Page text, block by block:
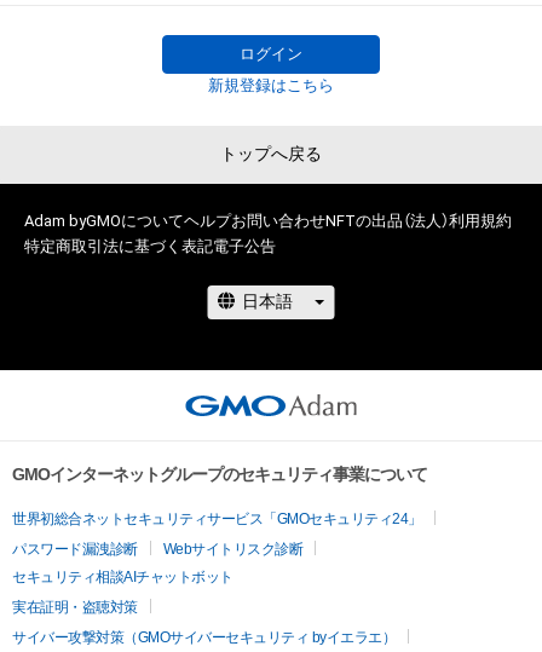
第56回一期展 一般部門 入選  小品部門2作品 入選
（Salon d'Automne サロン・ドートンヌ）
120年の歴史を誇るフランス屈指の難関サロン。
絵を飾れば心にゆとりをもつ事が出来て
日々の生活も豊かなものになると信じています。
自分の作る作品が広く行き渡り
誰かの支えになればと思って描いてます。
１つでも多く傑作が描けるよう日々頑張ります。
ログイン
新規登録はこちら
トップへ戻る
Adam byGMOについてヘルプお問い合わせNFTの出品（法人）利用規約
特定商取引法に基づく表記電子公告
GMOインターネットグループのセキュリティ事業について
世界初総合ネットセキュリティサービス「GMOセキュリティ24」
パスワード漏洩診断
Webサイトリスク診断
セキュリティ相談AIチャットボット
実在証明・盗聴対策
サイバー攻撃対策（GMOサイバーセキュリティ byイエラエ）